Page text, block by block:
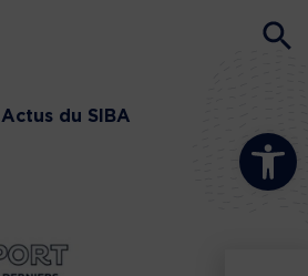
Ouvrir la
Actus du SIBA